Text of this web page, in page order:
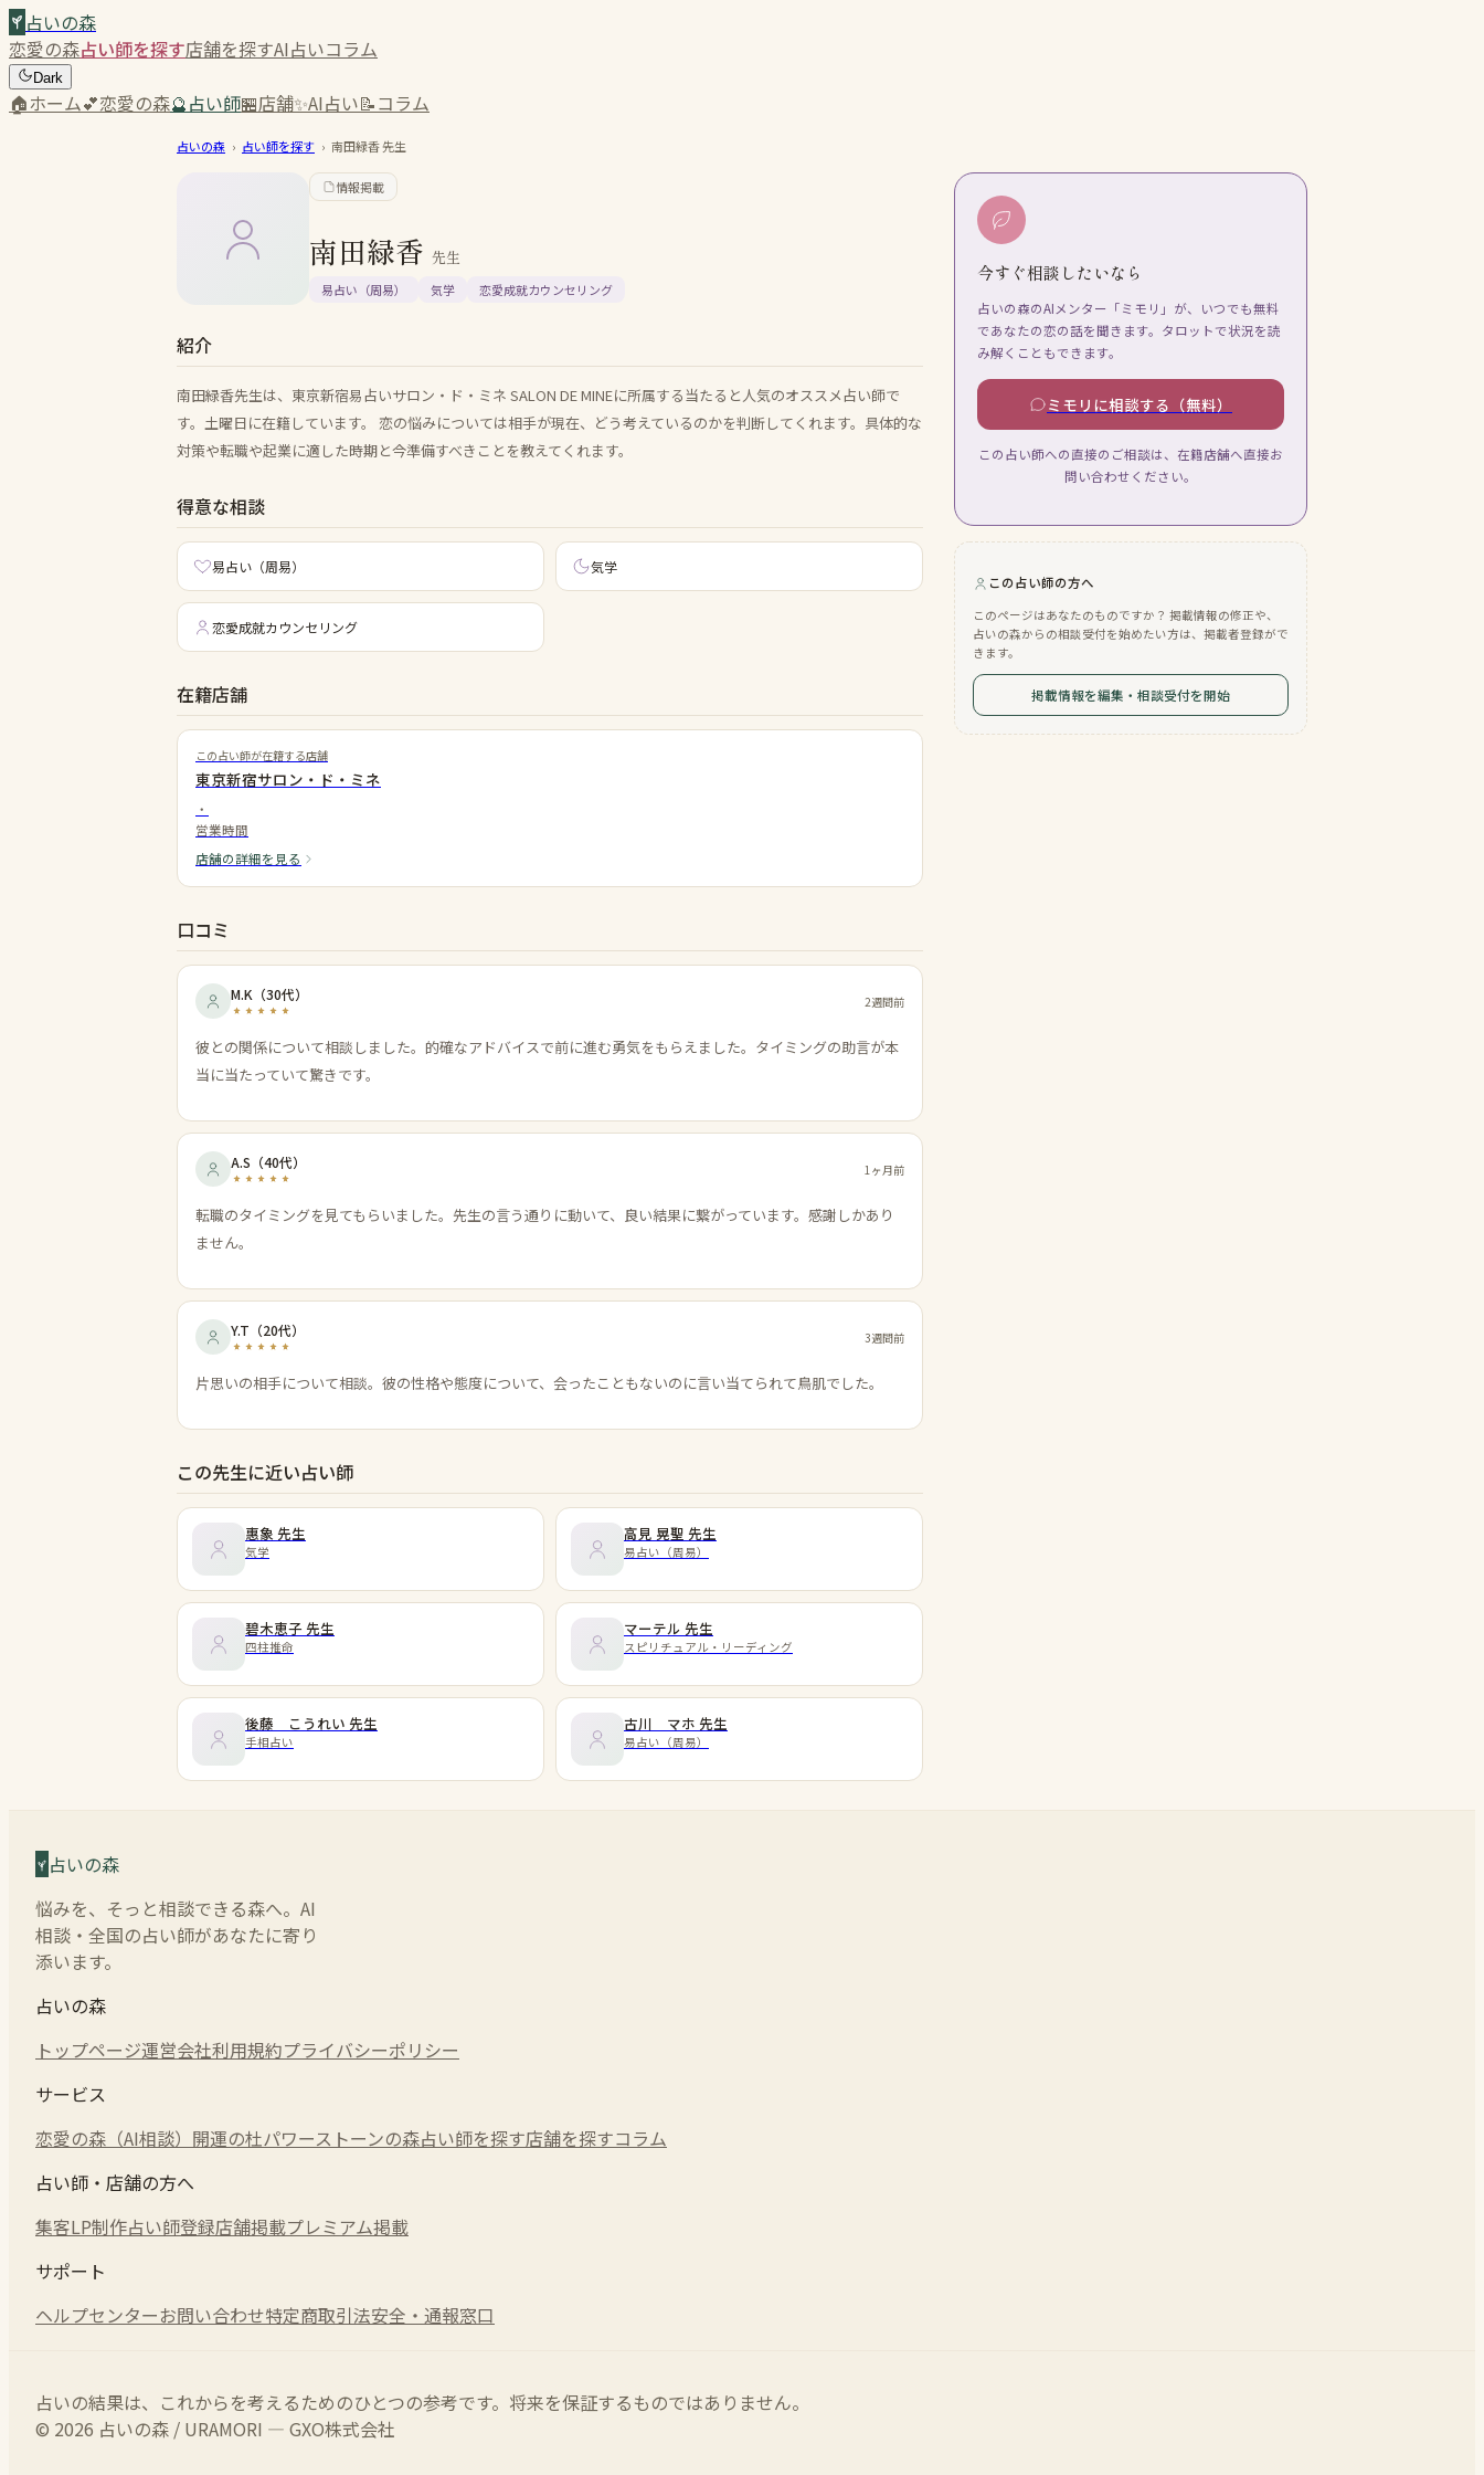
占いの森
恋愛の森占い師を探す店舗を探すAI占いコラム
Dark
🏠ホーム💕恋愛の森🔮占い師🏪店舗✨AI占い📝コラム
占いの森 › 占い師を探す › 南田緑香先生
情報掲載
南田緑香 先生
易占い（周易） 気学 恋愛成就カウンセリング
紹介
南田緑香先生は、東京新宿易占いサロン・ド・ミネ SALON DE MINEに所属する当たると人気のオススメ占い師で
す。土曜日に在籍しています。 恋の悩みについては相手が現在、どう考えているのかを判断してくれます。具体的な
対策や転職や起業に適した時期と今準備すべきことを教えてくれます。
得意な相談
易占い（周易） 気学
恋愛成就カウンセリング
在籍店舗
この占い師が在籍する店舗
東京新宿サロン・ド・ミネ
・
営業時間
店舗の詳細を見る
口コミ
M.K （30代） 2週間前
彼との関係について相談しました。的確なアドバイスで前に進む勇気をもらえました。タイミングの助言が本
当に当たっていて驚きです。
A.S （40代） 1ヶ月前
転職のタイミングを見てもらいました。先生の言う通りに動いて、良い結果に繋がっています。感謝しかあり
ません。
Y.T （20代） 3週間前
片思いの相手について相談。彼の性格や態度について、会ったこともないのに言い当てられて鳥肌でした。
この先生に近い占い師
惠象 先生
気学
高見 晃聖 先生
易占い（周易）
碧木恵子 先生
四柱推命
マーテル 先生
スピリチュアル・リーディング
後藤 こうれい 先生
手相占い
古川 マホ 先生
易占い（周易）
今すぐ相談したいなら
占いの森のAIメンター「ミモリ」が、いつでも無料
であなたの恋の話を聞きます。タロットで状況を読
み解くこともできます。
ミモリに相談する（無料）
この占い師への直接のご相談は、在籍店舗へ直接お
問い合わせください。
この占い師の方へ
このページはあなたのものですか？ 掲載情報の修正や、
占いの森からの相談受付を始めたい方は、掲載者登録がで
きます。
掲載情報を編集・相談受付を開始
占いの森
悩みを、そっと相談できる森へ。AI
相談・全国の占い師があなたに寄り
添います。
占いの森
トップページ運営会社利用規約プライバシーポリシー
サービス
恋愛の森（AI相談） 開運の杜パワーストーンの森占い師を探す店舗を探すコラム
占い師・店舗の方へ
集客LP制作占い師登録店舗掲載プレミアム掲載
サポート
ヘルプセンターお問い合わせ特定商取引法安全・通報窓口
占いの結果は、これからを考えるためのひとつの参考です。将来を保証するものではありません。
© 2026 占いの森 / URAMORI — GXO株式会社